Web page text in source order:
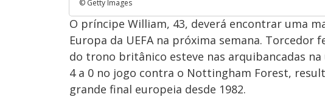
© Getty Images
O príncipe William, 43, deverá encontrar uma
Europa da UEFA na próxima semana.
do trono britânico esteve nas arquibancadas
4 a 0 no jogo contra o Nottingham Forest,
grande final europeia desde 1982.